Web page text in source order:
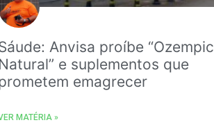
Anvisa proíbe “Ozempic
Natural” e suplementos que
emagrecer
MATÉRIA »